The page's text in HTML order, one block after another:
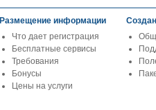
Размещение информации
Что дает регистрация
Бесплатные сервисы
Требования
Бонусы
Цены на услуги